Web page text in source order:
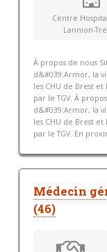
Centre
Lannion-
À propos de nous
d&#039;Armor, la
les CHU de Brest et
par le TGV. À
d&#039;Armor, la
les CHU de Brest et
par le TGV. En
Médecin
(46)